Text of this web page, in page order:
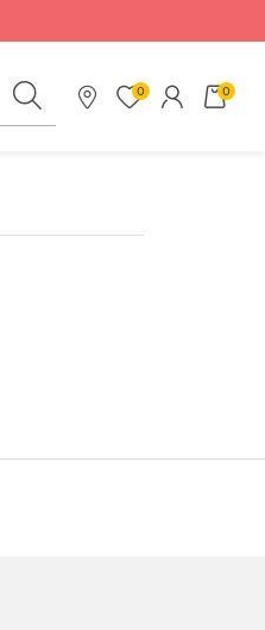
Search
Nos magasins
0 0